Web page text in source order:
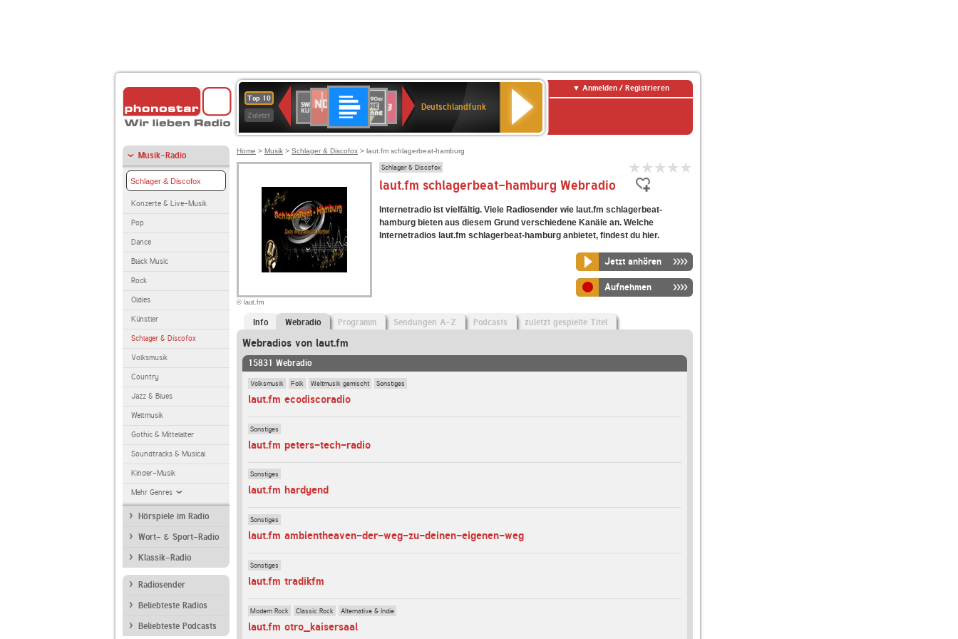
Top 10
Zuletzt
Deutschlandfunk
80er
90er
OLDIE
ANTENNE
SWR3
SWR
Kultur
2
Deutschlandfunk
Anmelden / Registrieren
Musik-Radio
Schlager & Discofox
Konzerte & Live-Musik
Pop
Dance
Black Music
Rock
Oldies
Künstler
Schlager & Discofox
Volksmusik
Country
Jazz & Blues
Weltmusik
Gothic & Mittelalter
Soundtracks & Musical
Kinder-Musik
Mehr Genres
Hörspiele im Radio
Wort- & Sport-Radio
Klassik-Radio
Radiosender
Beliebteste Radios
Beliebteste Podcasts
Home > Musik > Schlager & Discofox > laut.fm schlagerbeat-hamburg
© laut.fm
Schlager & Discofox
laut.fm schlagerbeat-hamburg Webradio
Internetradio ist vielfältig. Viele Radiosender wie laut.fm schlagerbeat-
hamburg bieten aus diesem Grund verschiedene Kanäle an. Welche
Internetradios laut.fm schlagerbeat-hamburg anbietet, findest du hier.
Jetzt anhören
Aufnehmen
Info Webradio Programm Sendungen A-Z Podcasts zuletzt gespielte Titel
Webradios von laut.fm
15831 Webradio
Volksmusik Folk Weltmusik gemischt Sonstiges
laut.fm ecodiscoradio
Sonstiges
laut.fm peters-tech-radio
Sonstiges
laut.fm hardyend
Sonstiges
laut.fm ambientheaven-der-weg-zu-deinen-eigenen-weg
Sonstiges
laut.fm tradikfm
Modern Rock Classic Rock Alternative & Indie
laut.fm otro_kaisersaal